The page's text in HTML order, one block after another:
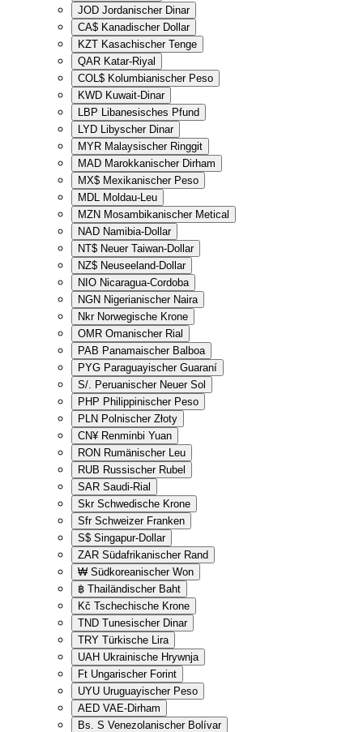
JOD Jordanischer Dinar
CA$ Kanadischer Dollar
KZT Kasachischer Tenge
QAR Katar-Riyal
COL$ Kolumbianischer Peso
KWD Kuwait-Dinar
LBP Libanesisches Pfund
LYD Libyscher Dinar
MYR Malaysischer Ringgit
MAD Marokkanischer Dirham
MX$ Mexikanischer Peso
MDL Moldau-Leu
MZN Mosambikanischer Metical
NAD Namibia-Dollar
NT$ Neuer Taiwan-Dollar
NZ$ Neuseeland-Dollar
NIO Nicaragua-Cordoba
NGN Nigerianischer Naira
Nkr Norwegische Krone
OMR Omanischer Rial
PAB Panamaischer Balboa
PYG Paraguayischer Guaraní
S/. Peruanischer Neuer Sol
PHP Philippinischer Peso
PLN Polnischer Złoty
CN¥ Renminbi Yuan
RON Rumänischer Leu
RUB Russischer Rubel
SAR Saudi-Rial
Skr Schwedische Krone
Sfr Schweizer Franken
S$ Singapur-Dollar
ZAR Südafrikanischer Rand
₩ Südkoreanischer Won
฿ Thailändischer Baht
Kč Tschechische Krone
TND Tunesischer Dinar
TRY Türkische Lira
UAH Ukrainische Hrywnja
Ft Ungarischer Forint
UYU Uruguayischer Peso
AED VAE-Dirham
Bs. S Venezolanischer Bolívar